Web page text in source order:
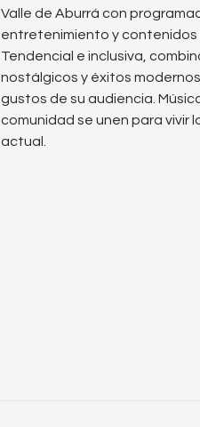
Valle de Aburrá con
entretenimiento y contenidos
Tendencial e inclusiva,
nostálgicos y éxitos
gustos de su audiencia.
comunidad se unen para vivir
actual.